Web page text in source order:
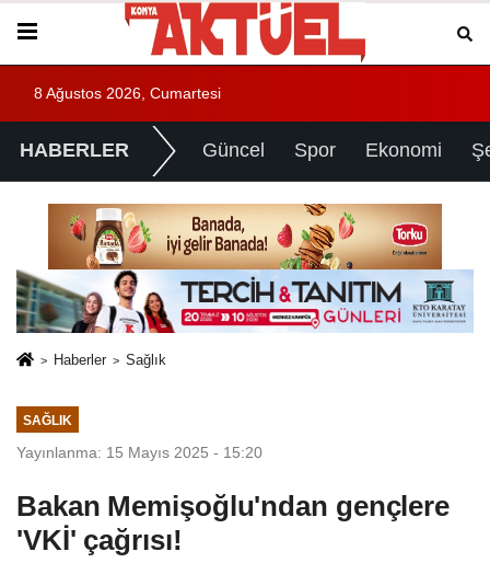
8 Ağustos 2026, Cumartesi
HABERLER Güncel Spor Ekonomi
Haberler Sağlık
SAĞLIK
Yayınlanma: 15 Mayıs 2025 - 15:20
Bakan Memişoğlu'ndan gençlere
'VKİ' çağrısı!